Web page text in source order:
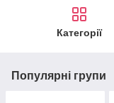
Категорії
Популярні групи